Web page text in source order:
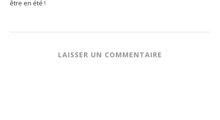
être en été !
LAISSER UN COMMENTAIRE